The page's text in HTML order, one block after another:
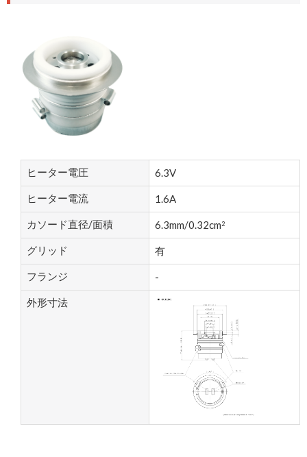
ヒーター電圧 6.3V
ヒーター電流 1.6A
カソード直径/面積 6.3mm/0.32cm2
グリッド 有
フランジ -
外形寸法